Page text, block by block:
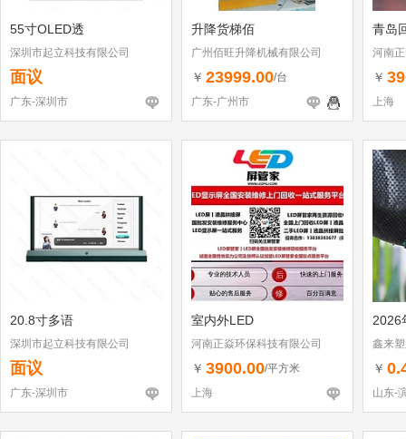
55寸OLED透
深圳市起立科技有限公司
面议
广东-深圳市
升降货梯佰
广州佰旺升降机械有限公司
￥ 23999.00/台
广东-广州市
青岛
河南
￥
上海
20.8寸多语
深圳市起立科技有限公司
面议
广东-深圳市
室内外LED
河南正焱环保科技有限公司
￥ 3900.00/平方米
上海
2026
鑫来
￥
山东-